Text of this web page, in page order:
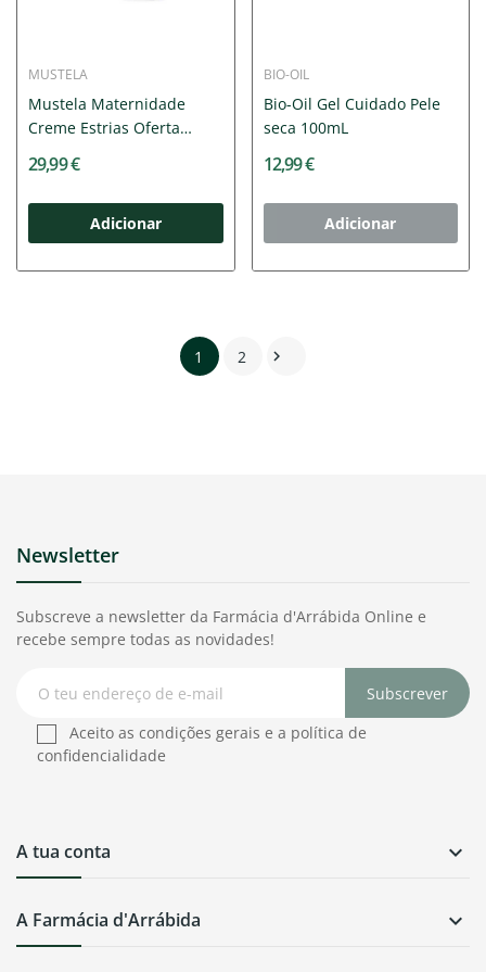
MUSTELA
Mustela Maternidade
Creme Estrias Oferta
29,99 €
Adicionar
BIO-OIL
Bio-Oil Gel Cuidado Pele
seca 100mL
12,99 €
Adicionar
1 2 
A Farmácia d'Arrábida 
A tua conta 
Newsletter
Subscreve a newsletter da Farmácia d'Arrábida Online e
recebe sempre todas as novidades!
Subscrever
Aceito as condições gerais e a política de
confidencialidade